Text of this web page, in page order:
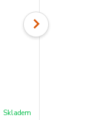
Skladem